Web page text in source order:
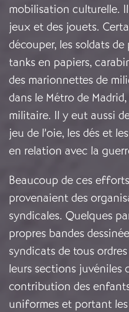
mobilisation culturelle.
jeux et des jouets.
découper, les soldats
tanks en papiers,
des marionnettes de
dans le Métro de
militaire. Il y eut aussi
jeu de l’oie, les dés et
en relation avec la
Beaucoup de ces
provenaient des
syndicales. Quelques
propres bandes
syndicats de tous
leurs sections juvéniles
contribution des
uniformes et portant les